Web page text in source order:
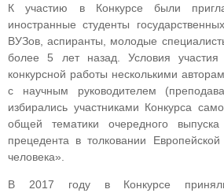
К участию в Конкурсе были
иностранные студенты
ВУЗов, аспиранты, молодые
более 5 лет назад. Условия участия
конкурсной работы несколькими
с научным руководителем
избирались участниками Конкурса
общей тематики очередного
прецедента в толковании
человека».
В 2017 году в Конкурсе